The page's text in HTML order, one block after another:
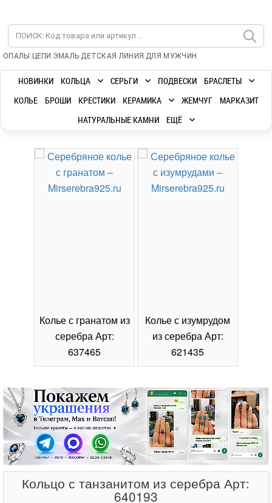
ОПАЛЫ | ЦЕПИ |ЭМАЛЬ|ДЕТСКАЯ ЛИНИЯ |ДЛЯ МУЖЧИН
НОВИНКИ КОЛЬЦА СЕРЬГИ ПОДВЕСКИ
БРАСЛЕТЫ
КОЛЬЕ
БРОШИ КРЕСТИКИ КЕРАМИКА ЖЕМЧУГ
МАРКАЗИТ
НАТУРАЛЬНЫЕ КАМНИ
ЕЩЁ
Колье с гранатом из
серебра Арт:
637465
Колье с изумрудом
из серебра Арт:
621435
Кольцо с танзанитом из серебра Арт:
640193